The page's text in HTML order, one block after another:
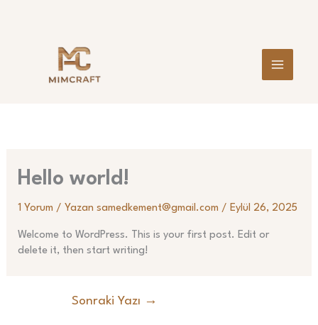
Hello world!
1 Yorum / Yazan samedkement@gmail.com / Eylül 26, 2025
Welcome to WordPress. This is your first post. Edit or
delete it, then start writing!
Sonraki Yazı →